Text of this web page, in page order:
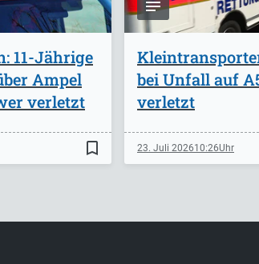
11-Jährige
Ampel
verletzt
bookmark_border
bei Unfall auf
verletzt
23. Juli 202610:26